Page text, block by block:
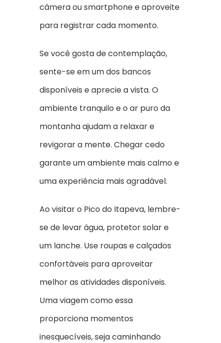
câmera ou smartphone e aproveite
para registrar cada momento.
Se você gosta de contemplação,
sente-se em um dos bancos
disponíveis e aprecie a vista. O
ambiente tranquilo e o ar puro da
montanha ajudam a relaxar e
revigorar a mente. Chegar cedo
garante um ambiente mais calmo e
uma experiência mais agradável.
Ao visitar o Pico do Itapeva, lembre-
se de levar água, protetor solar e
um lanche. Use roupas e calçados
confortáveis para aproveitar
melhor as atividades disponíveis.
Uma viagem como essa
proporciona momentos
inesquecíveis, seja caminhando